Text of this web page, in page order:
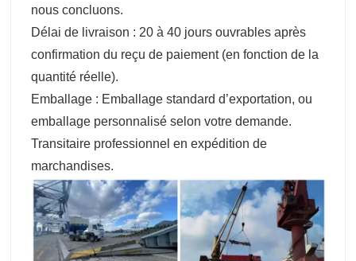
nous concluons.
Délai de livraison : 20 à 40 jours ouvrables après
confirmation du reçu de paiement (en fonction de la
quantité réelle).
Emballage : Emballage standard d’exportation, ou
emballage personnalisé selon votre demande.
Transitaire professionnel en expédition de
marchandises.